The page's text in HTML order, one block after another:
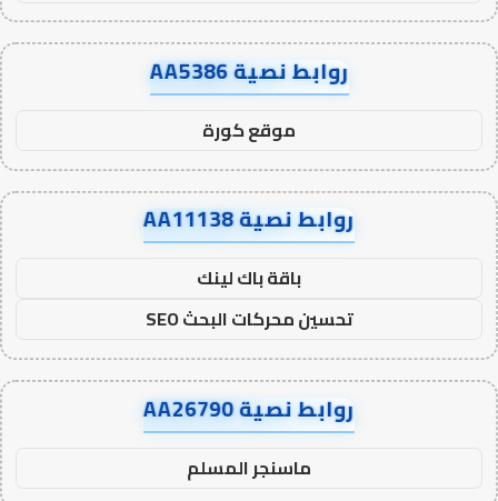
روابط نصية AA5386
موقع كورة
روابط نصية AA11138
باقة باك لينك
تحسين محركات البحث SEO
روابط نصية AA26790
ماسنجر المسلم